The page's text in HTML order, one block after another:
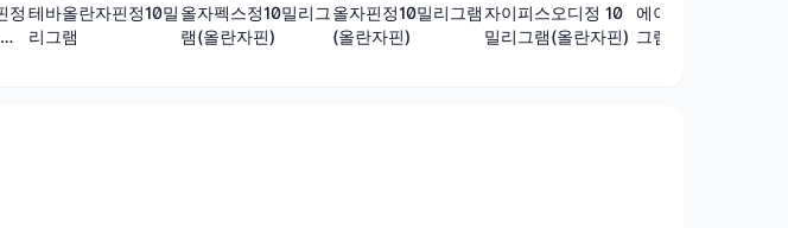
정 테바올란자핀정10밀
리그램
올자펙스정10밀리그
램(올란자핀)
올자핀정10밀리그램
(올란자핀)
자이피스오디정 10
밀리그램(올란자핀)
에이프렉사정10밀리
그램(올란자핀)